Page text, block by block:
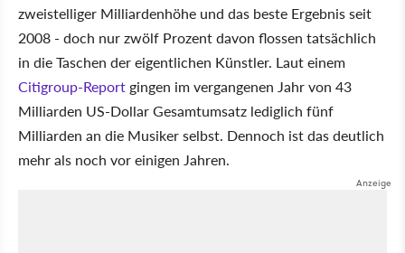
zweistelliger Milliardenhöhe und das beste Ergebnis seit
2008 - doch nur zwölf Prozent davon flossen tatsächlich
in die Taschen der eigentlichen Künstler. Laut einem
Citigroup-Report gingen im vergangenen Jahr von 43
Milliarden US-Dollar Gesamtumsatz lediglich fünf
Milliarden an die Musiker selbst. Dennoch ist das deutlich
mehr als noch vor einigen Jahren.